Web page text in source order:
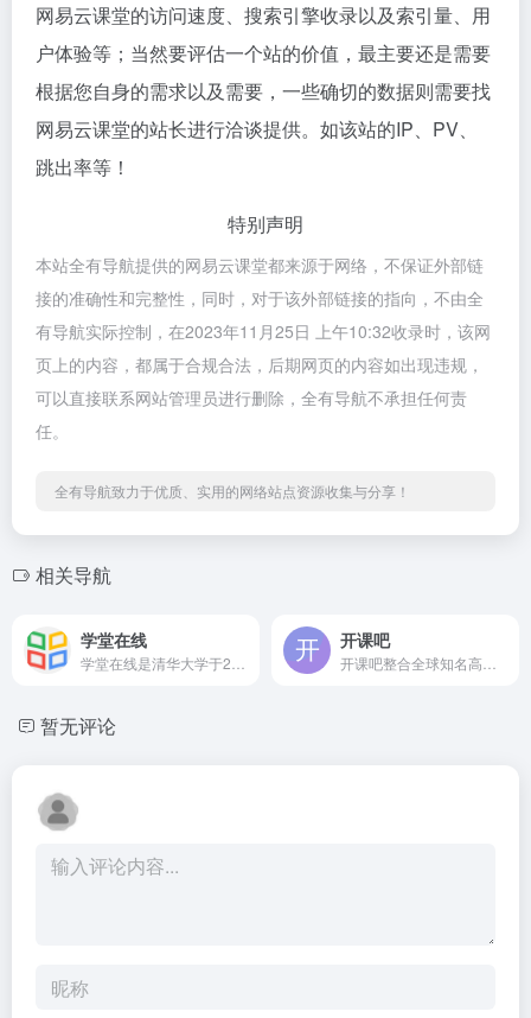
网易云课堂的访问速度、搜索引擎收录以及索引量、用
户体验等；当然要评估一个站的价值，最主要还是需要
根据您自身的需求以及需要，一些确切的数据则需要找
网易云课堂的站长进行洽谈提供。如该站的IP、PV、
跳出率等！
特别声明
本站全有导航提供的网易云课堂都来源于网络，不保证外部链
接的准确性和完整性，同时，对于该外部链接的指向，不由全
有导航实际控制，在2023年11月25日 上午10:32收录时，该网
页上的内容，都属于合规合法，后期网页的内容如出现违规，
可以直接联系网站管理员进行删除，全有导航不承担任何责
任。
全有导航致力于优质、实用的网络站点资源收集与分享！
相关导航
学堂在线 开课吧
暂无评论